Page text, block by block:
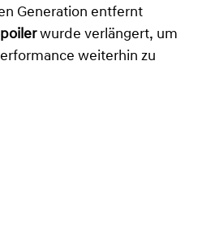
Generation entfernt
wurde verlängert, um
weiterhin zu